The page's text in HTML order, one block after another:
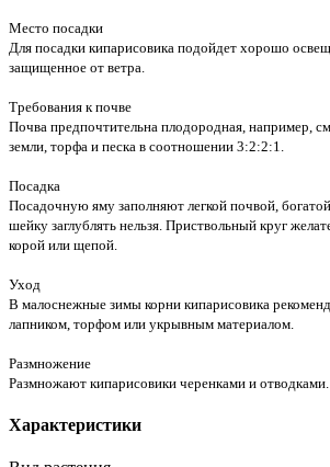
Место посадки
Для посадки кипарисовика подойдет хорошо
защищенное от ветра.
Требования к почве
Почва предпочтительна плодородная, например,
земли, торфа и песка в соотношении 3:2:2:1.
Посадка
Посадочную яму заполняют легкой почвой,
шейку заглублять нельзя. Приствольный круг
корой или щепой.
Уход
В малоснежные зимы корни кипарисовика
лапником, торфом или укрывным материалом.
Размножение
Размножают кипарисовики черенками и отводками.
Характеристики